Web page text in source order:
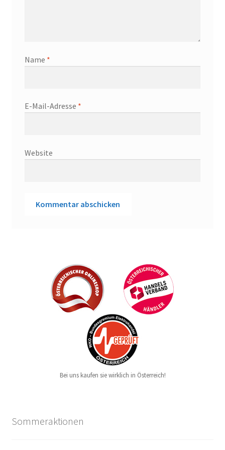
Name *
E-Mail-Adresse *
Website
Bei uns kaufen sie wirklich in Österreich!
Sommeraktionen